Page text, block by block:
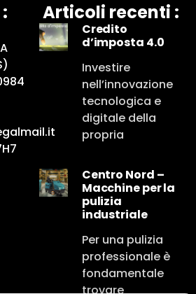
Articoli recenti :
Credito
d’imposta 4.0
Investire
nell’innovazione
tecnologica e
digitale della
propria
Centro Nord –
Macchine per la
pulizia
industriale
Per una pulizia
professionale è
fondamentale
trovare